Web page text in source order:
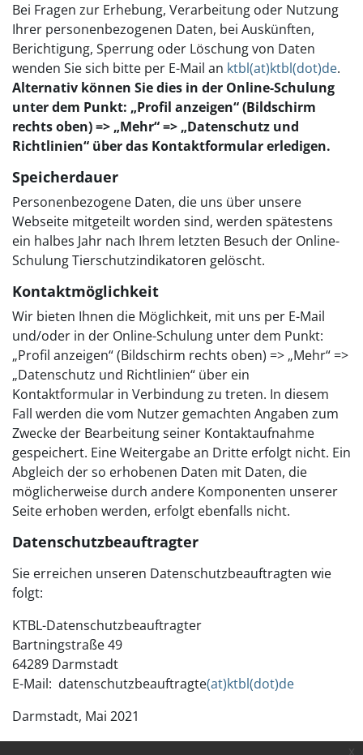
Bei Fragen zur Erhebung, Verarbeitung oder Nutzung
Ihrer personenbezogenen Daten, bei Auskünften,
Berichtigung, Sperrung oder Löschung von Daten
wenden Sie sich bitte per E-Mail an ktbl(at)ktbl(dot)de.
Alternativ können Sie dies in der Online-Schulung
unter dem Punkt: „Profil anzeigen“ (Bildschirm
rechts oben) => „Mehr“ => „Datenschutz und
Richtlinien“ über das Kontaktformular erledigen.
Speicherdauer
Personenbezogene Daten, die uns über unsere
Webseite mitgeteilt worden sind, werden spätestens
ein halbes Jahr nach Ihrem letzten Besuch der Online-
Schulung Tierschutzindikatoren gelöscht.
Kontaktmöglichkeit
Wir bieten Ihnen die Möglichkeit, mit uns per E-Mail
und/oder in der Online-Schulung unter dem Punkt:
„Profil anzeigen“ (Bildschirm rechts oben) => „Mehr“ =>
„Datenschutz und Richtlinien“ über ein
Kontaktformular in Verbindung zu treten. In diesem
Fall werden die vom Nutzer gemachten Angaben zum
Zwecke der Bearbeitung seiner Kontaktaufnahme
gespeichert. Eine Weitergabe an Dritte erfolgt nicht. Ein
Abgleich der so erhobenen Daten mit Daten, die
möglicherweise durch andere Komponenten unserer
Seite erhoben werden, erfolgt ebenfalls nicht.
Datenschutzbeauftragter
Sie erreichen unseren Datenschutzbeauftragten wie
folgt:
KTBL-Datenschutzbeauftragter
Bartningstraße 49
64289 Darmstadt
E-Mail: datenschutzbeauftragte(at)ktbl(dot)de
Darmstadt, Mai 2021